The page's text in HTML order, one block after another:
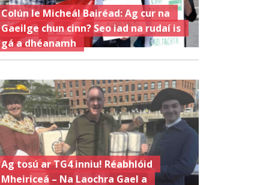
Colún le Micheál Bairéad: Ag cur na
Gaeilge chun cinn? Seo iad na rudaí is
gá a dhéanamh
Ag tosú ar TG4 inniu! Réabhlóid
Mheiriceá – Na Laochra Gael a